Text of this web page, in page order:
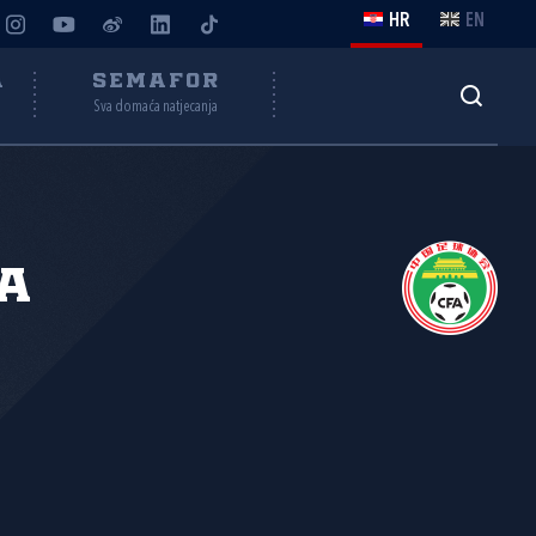
HR EN
SEMAFOR
Sva domaća natjecanja